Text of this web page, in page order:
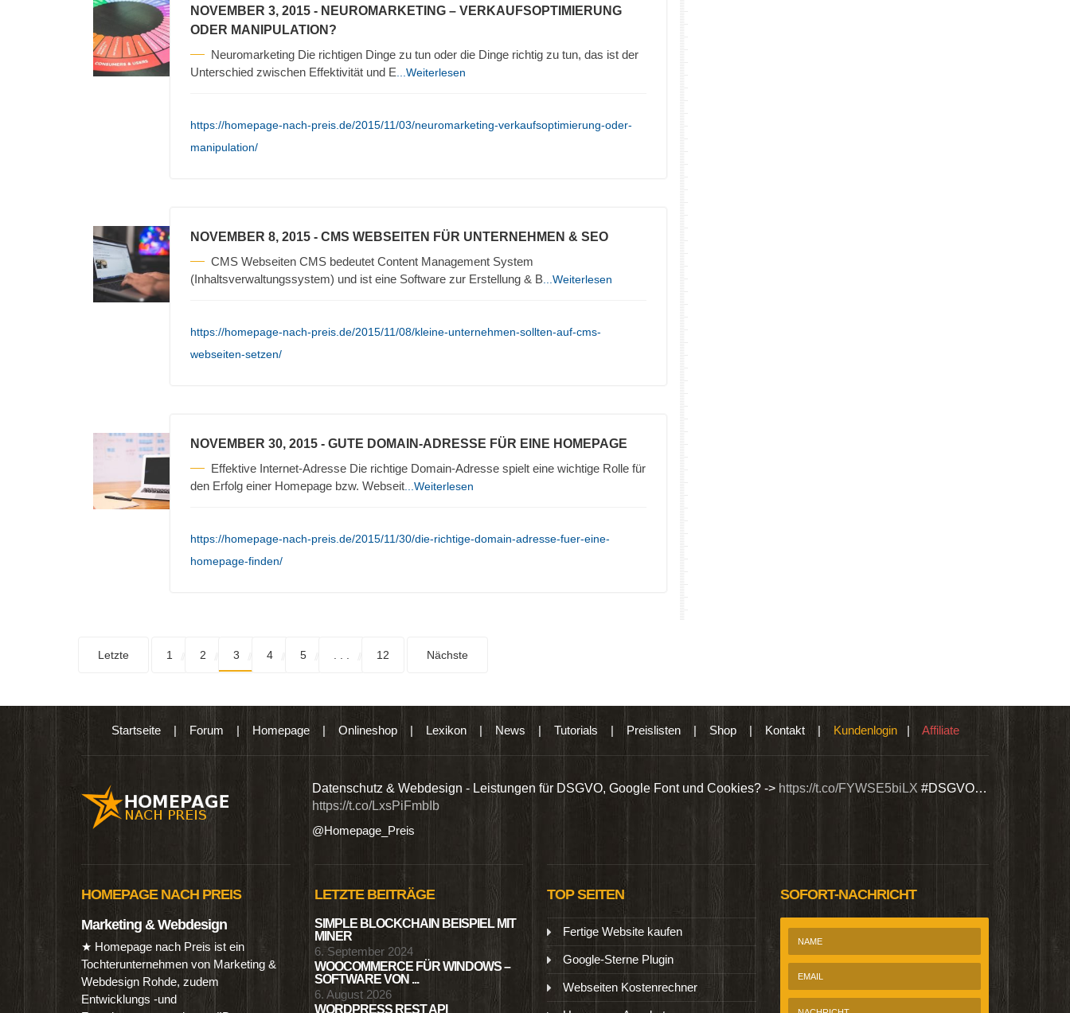
NOVEMBER 3, 2015 - NEUROMARKETING – VERKAUFSOPTIMIERUNG
ODER MANIPULATION?
Neuromarketing Die richtigen Dinge zu tun oder die Dinge richtig zu tun, das ist der
Unterschied zwischen Effektivität und E ...Weiterlesen
https://homepage-nach-preis.de/2015/11/03/neuromarketing-verkaufsoptimierung-oder-
manipulation/
NOVEMBER 8, 2015 - CMS WEBSEITEN FÜR UNTERNEHMEN & SEO
CMS Webseiten CMS bedeutet Content Management System
(Inhaltsverwaltungssystem) und ist eine Software zur Erstellung & B ...Weiterlesen
https://homepage-nach-preis.de/2015/11/08/kleine-unternehmen-sollten-auf-cms-
webseiten-setzen/
NOVEMBER 30, 2015 - GUTE DOMAIN-ADRESSE FÜR EINE HOMEPAGE
Effektive Internet-Adresse Die richtige Domain-Adresse spielt eine wichtige Rolle für
den Erfolg einer Homepage bzw. Webseit ...Weiterlesen
https://homepage-nach-preis.de/2015/11/30/die-richtige-domain-adresse-fuer-eine-
homepage-finden/
Letzte 1 2 3 4 5 12 Nächste
Startseite| Forum | Homepage| Onlineshop| Lexikon| News | Tutorials | Preislisten| Shop| Kontakt| Kundenlogin| Affiliate
Produkten wie Ebooks & DVDs.… Datenschutz & Webdesign - Leistungen für DSGVO, Google Font und Cookies? -> https://t.co/FYWSE5biLX #DSGVO…
https://t.co/LxsPiFmbIb
@Homepage_Preis
Wir bieten
HOMEPAGE NACH PREIS
Marketing & Webdesign
★ Homepage nach Preis ist ein
Tochterunternehmen von Marketing &
Webdesign Rohde, zudem
Entwicklungs -und
LETZTE BEITRÄGE
SIMPLE BLOCKCHAIN BEISPIEL MIT
MINER
6. September 2024
WOOCOMMERCE FÜR WINDOWS –
SOFTWARE VON ...
6. August 2026
WORDPRESS REST API
TOP SEITEN
Fertige Website kaufen
Google-Sterne Plugin
Webseiten Kostenrechner
SOFORT-NACHRICHT